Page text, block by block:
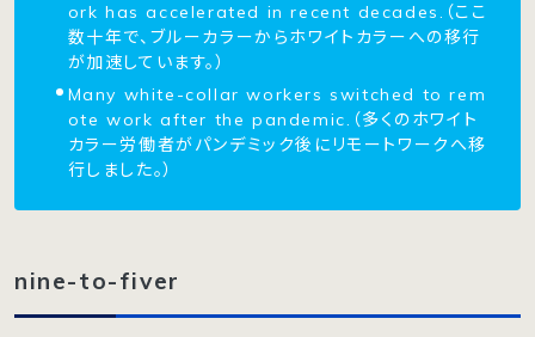
ork has accelerated in recent decades.（ここ
数十年で、ブルーカラーからホワイトカラーへの移行
が加速しています。）
Many white-collar workers switched to rem
ote work after the pandemic.（多くのホワイト
カラー労働者がパンデミック後にリモートワークへ移
行しました。）
nine-to-fiver